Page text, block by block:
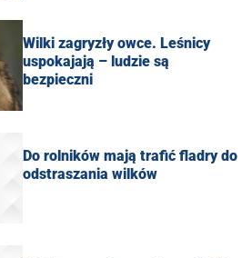
Wilki zagryzły owce. Leśnicy
uspokajają – ludzie są
bezpieczni
Do rolników mają trafić fladry do
odstraszania wilków